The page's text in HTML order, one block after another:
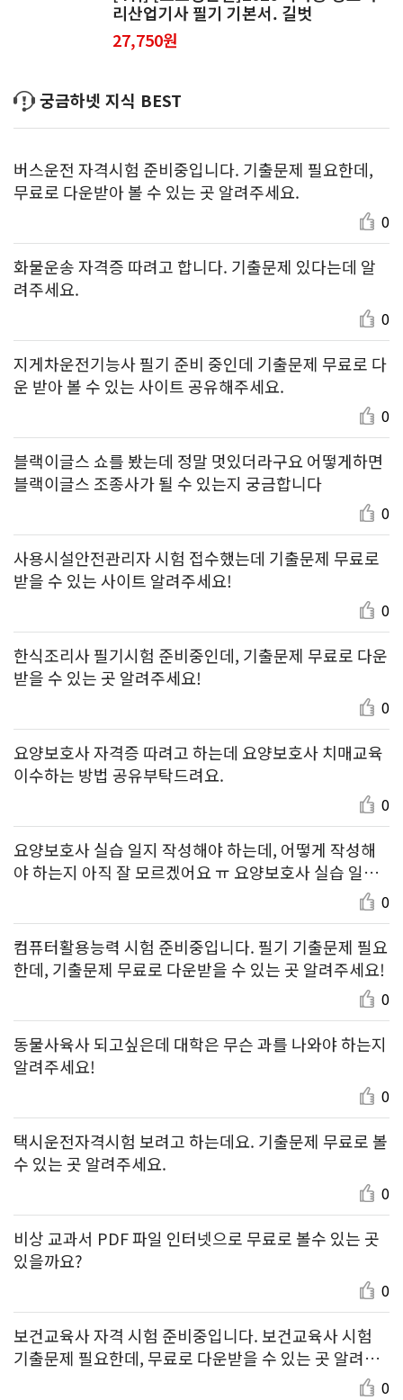
리산업기사 필기 기본서. 길벗
27,750원
궁금하넷 지식 BEST
버스운전 자격시험 준비중입니다. 기출문제 필요한데,
무료로 다운받아 볼 수 있는 곳 알려주세요.
0
화물운송 자격증 따려고 합니다. 기출문제 있다는데 알
려주세요.
0
지게차운전기능사 필기 준비 중인데 기출문제 무료로 다
운 받아 볼 수 있는 사이트 공유해주세요.
0
블랙이글스 쇼를 봤는데 정말 멋있더라구요 어떻게하면
블랙이글스 조종사가 될 수 있는지 궁금합니다
0
사용시설안전관리자 시험 접수했는데 기출문제 무료로
받을 수 있는 사이트 알려주세요!
0
한식조리사 필기시험 준비중인데, 기출문제 무료로 다운
받을 수 있는 곳 알려주세요!
0
요양보호사 자격증 따려고 하는데 요양보호사 치매교육
이수하는 방법 공유부탁드려요.
0
요양보호사 실습 일지 작성해야 하는데, 어떻게 작성해
야 하는지 아직 잘 모르겠어요 ㅠ 요양보호사 실습 일지
0
컴퓨터활용능력 시험 준비중입니다. 필기 기출문제 필요
한데, 기출문제 무료로 다운받을 수 있는 곳 알려주세요!
0
동물사육사 되고싶은데 대학은 무슨 과를 나와야 하는지
알려주세요!
0
택시운전자격시험 보려고 하는데요. 기출문제 무료로 볼
수 있는 곳 알려주세요.
0
비상 교과서 PDF 파일 인터넷으로 무료로 볼수 있는 곳
있을까요?
0
보건교육사 자격 시험 준비중입니다. 보건교육사 시험
기출문제 필요한데, 무료로 다운받을 수 있는 곳 알려주
0